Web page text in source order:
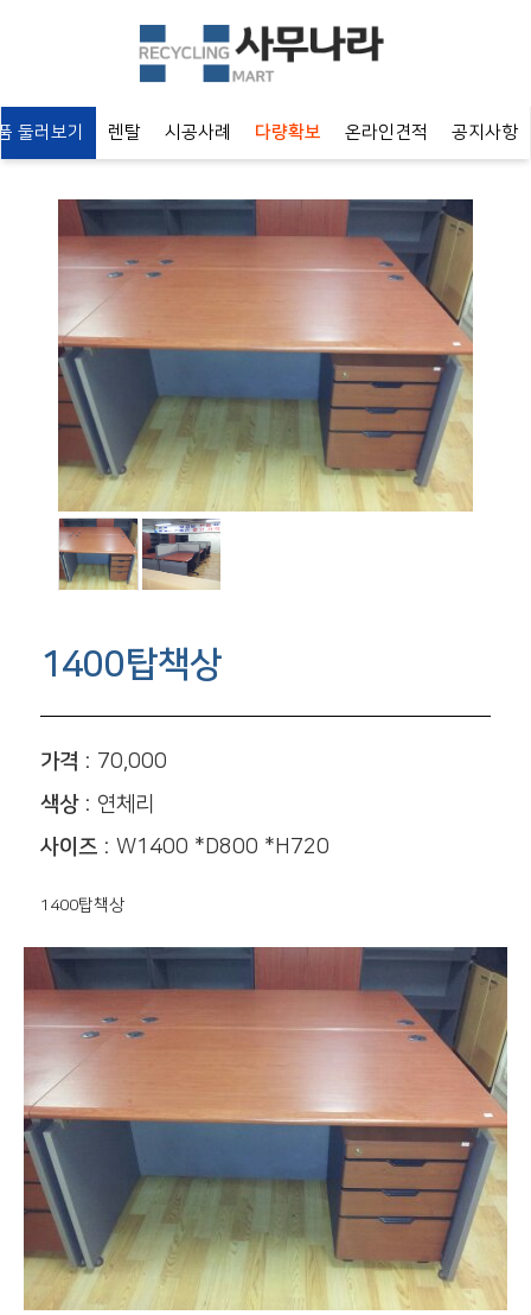
러보기 렌탈 시공사례 다량확보 온라인견적 공지사항
1400탑책상
가격 : 70,000
색상 : 연체리
사이즈 : W1400 *D800 *H720
1400탑책상